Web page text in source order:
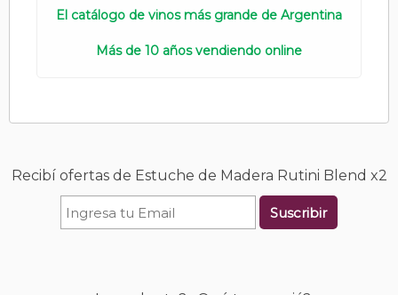
El catálogo de vinos más grande de Argentina
Más de 10 años vendiendo online
Recibí ofertas de Estuche de Madera Rutini Blend x2
Suscribir